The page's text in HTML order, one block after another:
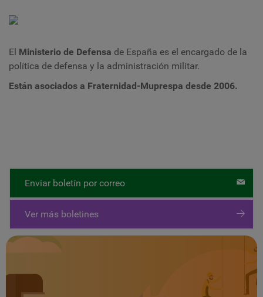
El Ministerio de Defensa de España es el encargado de la
política de defensa y la administración militar.
Están asociados a Fraternidad-Muprespa desde 2006.
Enviar boletín por correo
Ver más boletines